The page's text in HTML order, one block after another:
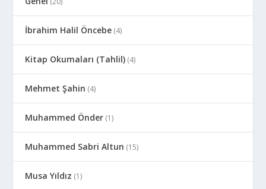
İbrahim Halil Öncebe (4)
Kitap Okumaları (Tahlil) (4)
Mehmet Şahin (4)
Muhammed Önder (1)
Muhammed Sabri Altun (15)
Musa Yıldız (1)